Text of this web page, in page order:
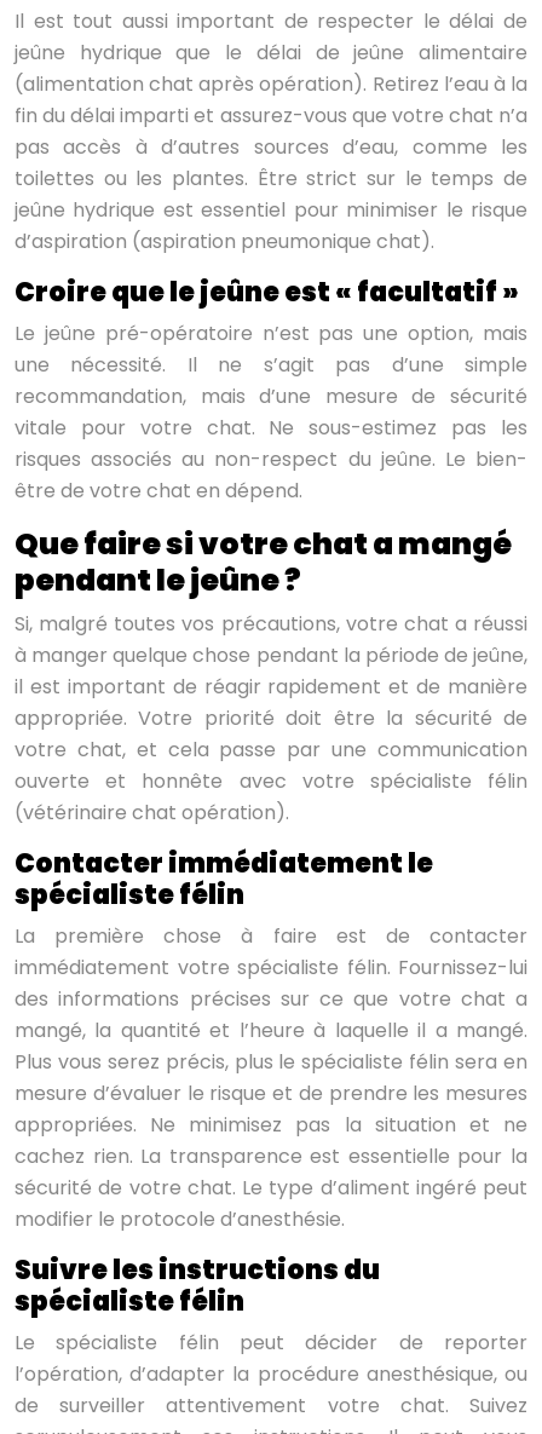
Il est tout aussi important de respecter le délai de
jeûne hydrique que le délai de jeûne alimentaire
(alimentation chat après opération). Retirez l’eau à la
fin du délai imparti et assurez-vous que votre chat n’a
pas accès à d’autres sources d’eau, comme les
toilettes ou les plantes. Être strict sur le temps de
jeûne hydrique est essentiel pour minimiser le risque
d’aspiration (aspiration pneumonique chat).
Croire que le jeûne est « facultatif »
Le jeûne pré-opératoire n’est pas une option, mais
une nécessité. Il ne s’agit pas d’une simple
recommandation, mais d’une mesure de sécurité
vitale pour votre chat. Ne sous-estimez pas les
risques associés au non-respect du jeûne. Le bien-
être de votre chat en dépend.
Que faire si votre chat a mangé
pendant le jeûne ?
Si, malgré toutes vos précautions, votre chat a réussi
à manger quelque chose pendant la période de jeûne,
il est important de réagir rapidement et de manière
appropriée. Votre priorité doit être la sécurité de
votre chat, et cela passe par une communication
ouverte et honnête avec votre spécialiste félin
(vétérinaire chat opération).
Contacter immédiatement le
spécialiste félin
La première chose à faire est de contacter
immédiatement votre spécialiste félin. Fournissez-lui
des informations précises sur ce que votre chat a
mangé, la quantité et l’heure à laquelle il a mangé.
Plus vous serez précis, plus le spécialiste félin sera en
mesure d’évaluer le risque et de prendre les mesures
appropriées. Ne minimisez pas la situation et ne
cachez rien. La transparence est essentielle pour la
sécurité de votre chat. Le type d’aliment ingéré peut
modifier le protocole d’anesthésie.
Suivre les instructions du
spécialiste félin
Le spécialiste félin peut décider de reporter
l’opération, d’adapter la procédure anesthésique, ou
de surveiller attentivement votre chat. Suivez